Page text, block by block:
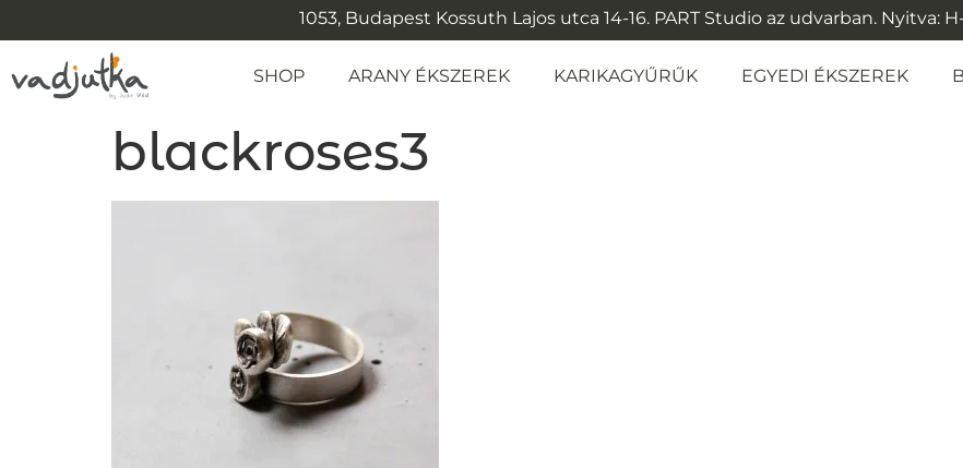
1053, Budapest Kossuth Lajos utca 14-16. PART Studio az udvarban. Nyitva: H-
SHOP ARANY ÉKSZEREK KARIKAGYŰRŰK EGYEDI ÉKSZEREK
blackroses3